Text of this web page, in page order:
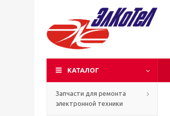
КАТАЛОГ
Запчасти для ремонта
электронной техники